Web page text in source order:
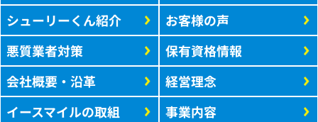
シューリーくん紹介
悪質業者対策
会社概要・沿革
イースマイルの取組
お客様の声
保有資格情報
経営理念
事業内容